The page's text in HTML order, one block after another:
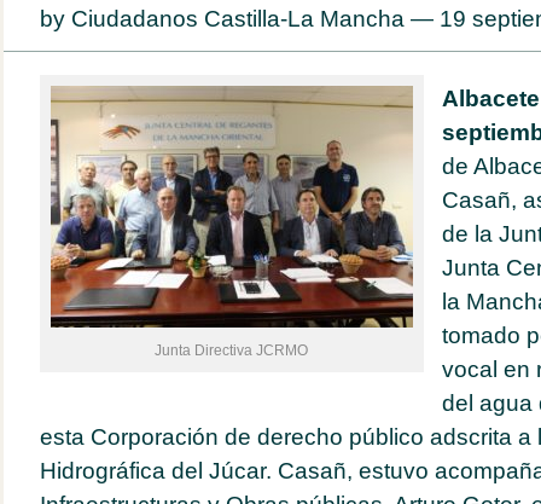
by Ciudadanos Castilla-La Mancha — 19
Junta Directiva JCRMO
de
Casañ,
de la
Junta
la
tomado
vocal en
del agua
esta Corporación de derecho público adscrita a
Hidrográfica del Júcar. Casañ, estuvo